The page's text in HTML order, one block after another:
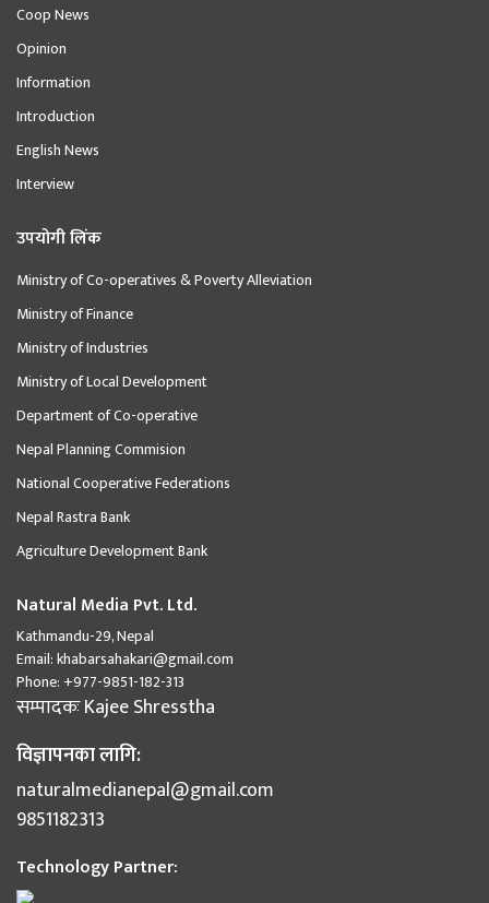
Coop News
Opinion
Information
Introduction
English News
Interview
उपयोगी लिंक
Ministry of Co-operatives & Poverty Alleviation
Ministry of Finance
Ministry of Industries
Ministry of Local Development
Department of Co-operative
Nepal Planning Commision
National Cooperative Federations
Nepal Rastra Bank
Agriculture Development Bank
Natural Media Pvt. Ltd.
Kathmandu-29, Nepal
Email:khabarsahakari@gmail.com
Phone:+977-9851-182-313
सम्पादकःKajee Shresstha
विज्ञापनका लागि:
naturalmedianepal@gmail.com
9851182313
Technology Partner: